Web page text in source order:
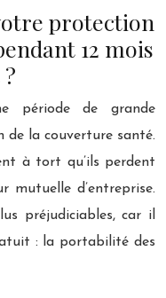
protection
12 mois
période de grande
la couverture santé.
à tort qu’ils perdent
mutuelle d’entreprise.
préjudiciables, car il
: la portabilité des